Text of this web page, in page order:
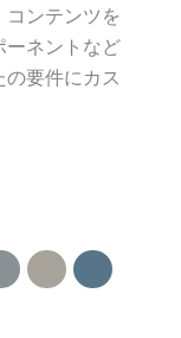
ンテンツを
ーネントなど
要件にカス